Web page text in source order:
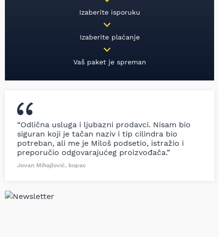
Izaberite isporuku
Izaberite plaćanje
Vaš paket je spreman
“Odlična usluga i ljubazni prodavci. Nisam bio
siguran koji je tačan naziv i tip cilindra bio
potreban, ali me je Miloš podsetio, istražio i
preporučio odgovarajućeg proizvođača.”
Jovan Mihajlović, kupac